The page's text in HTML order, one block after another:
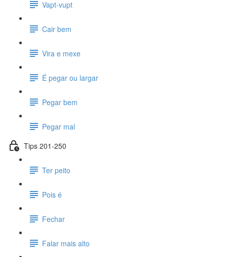
Vapt-vupt
Cair bem
Vira e mexe
É pegar ou largar
Pegar bem
Pegar mal
Tips 201-250
Ter peito
Pois é
Fechar
Falar mais alto